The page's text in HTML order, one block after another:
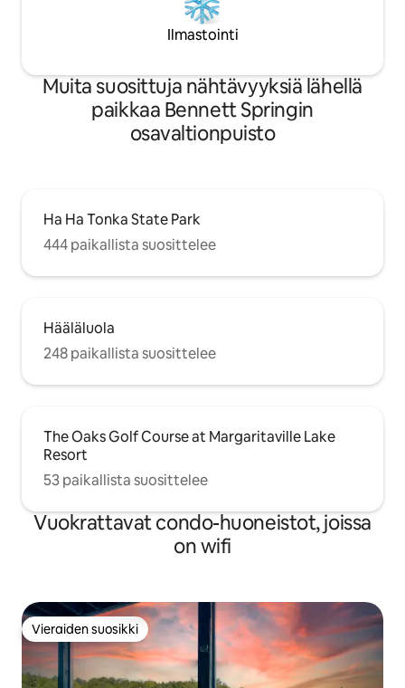
Ilmastointi
Muita suosittuja nähtävyyksiä lähellä
paikkaa Bennett Springin
osavaltionpuisto
Ha Ha Tonka State Park
444 paikallista suosittelee
Hääläluola
248 paikallista suosittelee
The Oaks Golf Course at Margaritaville Lake
Resort
53 paikallista suosittelee
Vuokrattavat condo-huoneistot, joissa
on wifi
Vieraiden suosikki
Vieraiden suosikki